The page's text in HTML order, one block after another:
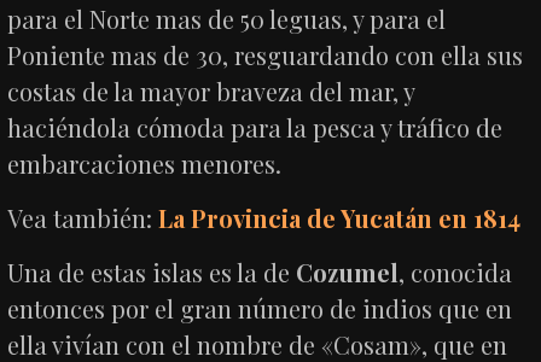
para el Norte mas de 50 leguas, y para el
Poniente mas de 30, resguardando con ella sus
costas de la mayor braveza del mar, y
haciéndola cómoda para la pesca y tráfico de
embarcaciones menores.
Vea también:La Provincia de Yucatán en 1814
Una de estas islas es la de Cozumel, conocida
entonces por el gran número de indios que en
ella vivían con el nombre de «Cosam», que en